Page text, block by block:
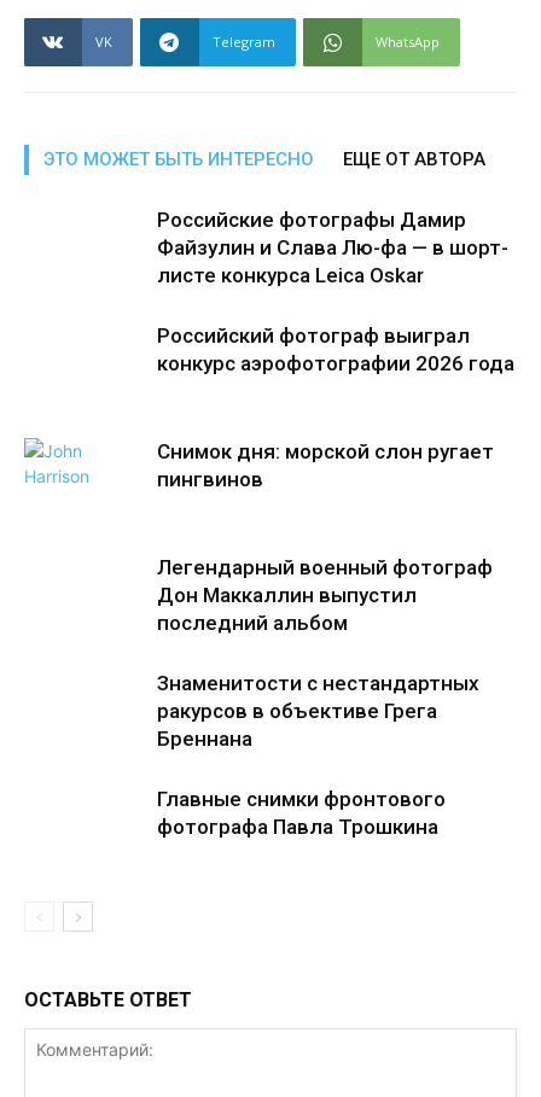
VK Telegram WhatsApp
ЭТО МОЖЕТ БЫТЬ ИНТЕРЕСНО ЕЩЕ ОТ АВТОРА
Российские фотографы Дамир
Файзулин и Слава Лю-фа — в шорт-
листе конкурса Leica Oskar
Российский фотограф выиграл
конкурс аэрофотографии 2026 года
Снимок дня: морской слон ругает
пингвинов
Легендарный военный фотограф
Дон Маккаллин выпустил
последний альбом
Знаменитости с нестандартных
ракурсов в объективе Грега
Бреннана
Главные снимки фронтового
фотографа Павла Трошкина
ОСТАВЬТЕ ОТВЕТ